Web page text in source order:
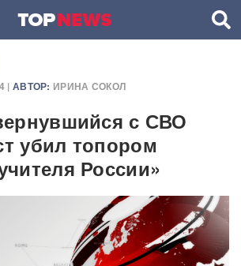
| АВТОР: ИРИНА СОКОЛ
с СВО
убил топором
России»